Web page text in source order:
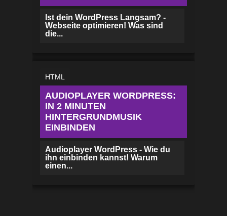
Ist dein WordPress Langsam? -
Webseite optimieren! Was sind
die...
HTML
AUDIOPLAYER WORDPRESS:
IN 2 MINUTEN
HINTERGRUNDMUSIK
EINBINDEN
Audioplayer WordPress - Wie du
ihn einbinden kannst! Warum
einen...